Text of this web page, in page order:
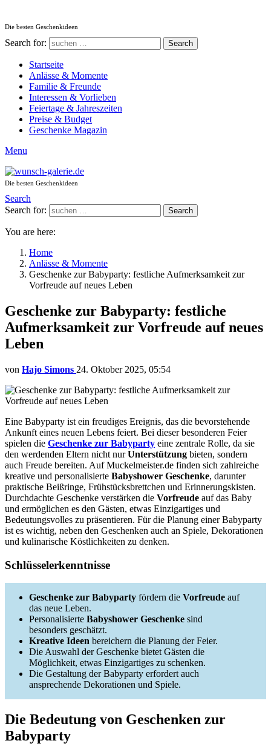
Die besten Geschenkideen
Search for: Search
Startseite
Anlässe & Momente
Familie & Freunde
Interessen & Vorlieben
Feiertage & Jahreszeiten
Preise & Budget
Geschenke Magazin
Menu
Die besten Geschenkideen
Search
Search for:
Search
You are here:
Home
Anlässe & Momente
Geschenke zur Babyparty: festliche Aufmerksamkeit zur
Vorfreude auf neues Leben
Geschenke zur Babyparty: festliche
Aufmerksamkeit zur Vorfreude auf neues
Leben
von Hajo Simons 24. Oktober 2025, 05:54
Eine Babyparty ist ein freudiges Ereignis, das die bevorstehende
Ankunft eines neuen Lebens feiert. Bei dieser besonderen Feier
spielen die Geschenke zur Babyparty eine zentrale Rolle, da sie
den werdenden Eltern nicht nurUnterstützung bieten, sondern
auch Freude bereiten. Auf Muckelmeister.de finden sich zahlreiche
kreative und personalisierte Babyshower Geschenke, darunter
praktische Beißringe, Frühstücksbrettchen und Erinnerungskisten.
Durchdachte Geschenke verstärken die Vorfreude auf das Baby
und ermöglichen es den Gästen, etwas Einzigartiges und
Bedeutungsvolles zu präsentieren. Für die Planung einer Babyparty
ist es wichtig, neben den Geschenken auch an Spiele, Dekorationen
und kulinarische Köstlichkeiten zu denken.
Schlüsselerkenntnisse
Geschenke zur Babyparty fördern die Vorfreude auf
das neue Leben.
Personalisierte Babyshower Geschenke sind
besonders geschätzt.
Kreative Ideen bereichern die Planung der Feier.
Die Auswahl der Geschenke bietet Gästen die
Möglichkeit, etwas Einzigartiges zu schenken.
Die Gestaltung der Babyparty erfordert auch
ansprechende Dekorationen und Spiele.
Die Bedeutung von Geschenken zur
Babyparty